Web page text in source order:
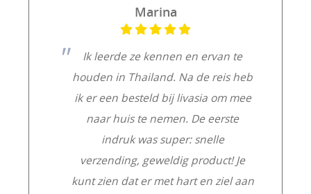
Ik leerde ze kennen en ervan te
houden in Thailand. Na de reis heb
ik er een besteld bij livasia om mee
naar huis te nemen. De eerste
indruk was super: snelle
verzending, geweldig product! Je
kunt zien dat er met hart en ziel aan
Marina